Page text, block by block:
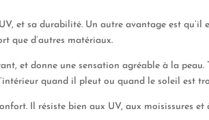
et sa durabilité. Un autre avantage est qu’il
que d’autres matériaux.
et donne une sensation agréable à la peau.
quand il pleut ou quand le soleil est
Il résiste bien aux UV, aux moisissures et